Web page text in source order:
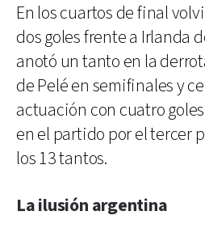
En los cuartos de final
dos goles frente a Irlanda
anotó un tanto en la
de Pelé en semifinales y
actuación con cuatro
en el partido por el tercer
los 13 tantos.
La ilusión argentina